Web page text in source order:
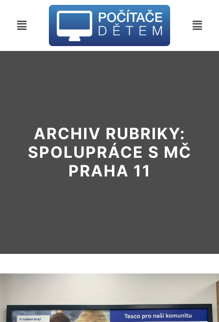
ARCHIV RUBRIKY:
SPOLUPRÁCE S MČ
PRAHA 11